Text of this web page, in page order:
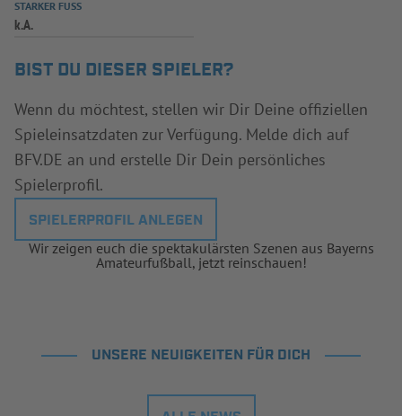
STARKER FUSS
k.A.
BIST DU DIESER SPIELER?
Wenn du möchtest, stellen wir Dir Deine offiziellen
Spieleinsatzdaten zur Verfügung. Melde dich auf
BFV.DE an und erstelle Dir Dein persönliches
Spielerprofil.
SPIELERPROFIL ANLEGEN
Wir zeigen euch die spektakulärsten Szenen aus Bayerns
Amateurfußball, jetzt reinschauen!
UNSERE NEUIGKEITEN FÜR DICH